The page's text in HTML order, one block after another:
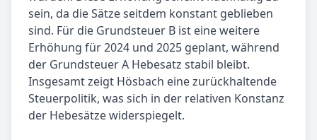
sein, da die Sätze seitdem konstant geblieben
sind. Für die Grundsteuer B ist eine weitere
Erhöhung für 2024 und 2025 geplant, während
der Grundsteuer A Hebesatz stabil bleibt.
Insgesamt zeigt Hösbach eine zurückhaltende
Steuerpolitik, was sich in der relativen Konstanz
der Hebesätze widerspiegelt.